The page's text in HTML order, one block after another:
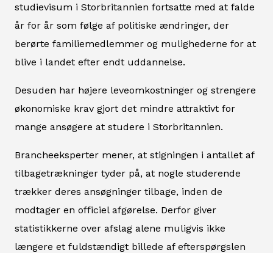
studievisum i Storbritannien fortsatte med at falde
år for år som følge af politiske ændringer, der
berørte familiemedlemmer og mulighederne for at
blive i landet efter endt uddannelse.
Desuden har højere leveomkostninger og strengere
økonomiske krav gjort det mindre attraktivt for
mange ansøgere at studere i Storbritannien.
Brancheeksperter mener, at stigningen i antallet af
tilbagetrækninger tyder på, at nogle studerende
trækker deres ansøgninger tilbage, inden de
modtager en officiel afgørelse. Derfor giver
statistikkerne over afslag alene muligvis ikke
længere et fuldstændigt billede af efterspørgslen